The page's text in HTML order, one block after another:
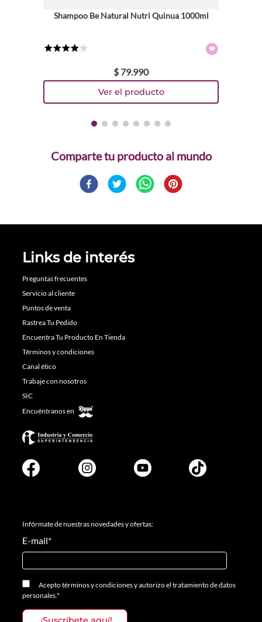
Shampoo Be Natural Nutri Quinua 1000ml
$ 79.990
Comparte
Links de interés
Preguntas frecuentes
Servicio al cliente
Puntos de venta
Rastrea Tu Pedido
Encuentra Tu Producto En Tienda
Términos y condiciones
Canal ético
Trabaje con nosotros
SIC
Encuéntranos en
Infórmate de nuestras novedades y ofertas:
E-mail*
Aceptotérminos y condicionesyautorizo el tratamiento de datos
personales.*